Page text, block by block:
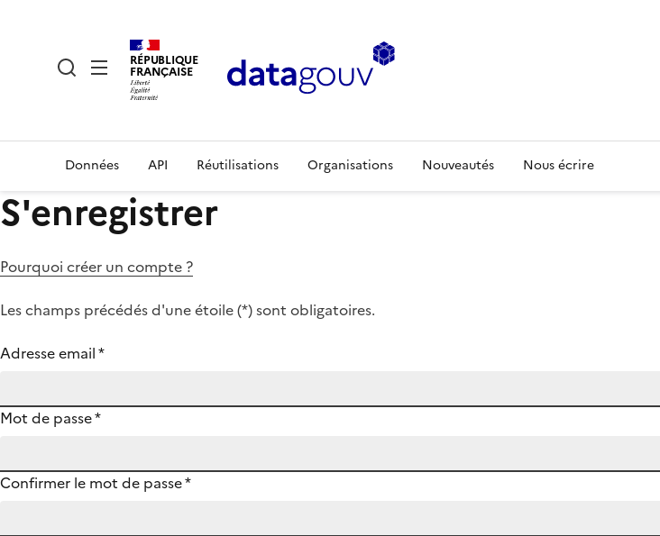
RÉPUBLIQUE
FRANÇAISE
Données API Réutilisations Organisations Nouveautés Nous écrire
S'enregistrer
Pourquoi créer un compte ?
Les champs précédés d'une étoile (*) sont obligatoires.
Adresse email*
Mot de passe*
Confirmer le mot de passe*